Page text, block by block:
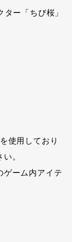
ー「ちび桜」
使用しており
。
ゲーム内アイテ